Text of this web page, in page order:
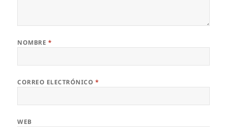
NOMBRE *
CORREO ELECTRÓNICO *
WEB